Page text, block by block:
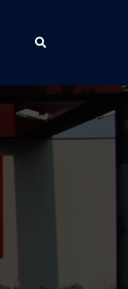
Rechercher